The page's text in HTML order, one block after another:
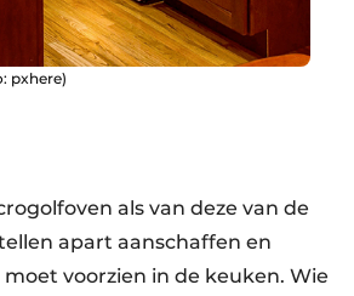
pxhere)
als van deze van de
apart aanschaffen en
voorzien in de keuken. Wie